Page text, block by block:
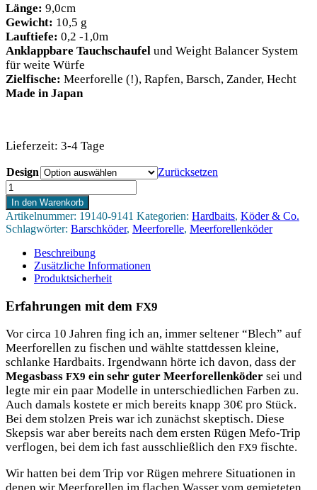
Länge: 9,0cm
Gewicht: 10,5 g
Lauftiefe: 0,2 -1,0m
Anklappbare Tauchschaufel und Weight Balancer System
für weite Würfe
Zielfische: Meerforelle (!), Rapfen, Barsch, Zander, Hecht
Made in Japan
Lieferzeit: 3-4 Tage
Design
Zurücksetzen
Megabass
FX9
Menge
In den Warenkorb
Artikelnummer: 19140-9141 Kategorien: Hardbaits, Köder & Co.
Schlagwörter: Barschköder, Meerforelle, Meerforellenköder
Beschreibung
Zusätzliche Informationen
Produktsicherheit
Erfahrungen mit dem FX9
Vor cir­ca 10 Jah­ren fing ich an, immer sel­te­ner “Blech” auf
Meer­fo­rel­len zu fischen und wähl­te statt­des­sen klei­ne,
schlan­ke Hard­baits. Irgend­wann hör­te ich davon, dass der
Mega­s­bass FX9 ein sehr guter Meer­fo­rel­len­kö­der sei und
leg­te mir ein paar Model­le in unter­schied­li­chen Far­ben zu.
Auch damals kos­te­te er mich bereits knapp 30€ pro Stück.
Bei dem stol­zen Preis war ich zunächst skep­tisch. Die­se
Skep­sis war aber bereits nach dem ers­ten Rügen Mefo-Trip
ver­flo­gen, bei dem ich fast aus­schließ­lich den FX9 fischte.
Wir hat­ten bei dem Trip vor Rügen meh­re­re Situa­tio­nen in